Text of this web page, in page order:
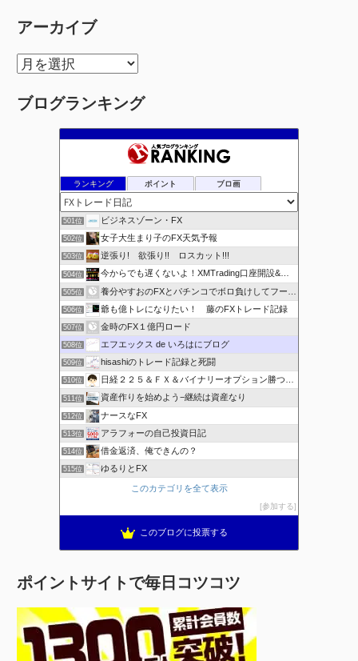
アーカイブ
ア
カ
ブログランキング
ランキング ポイント ブロ画
501位 ビジネスゾーン・FX
502位 女子大生まり子のFX天気予報
503位 逆張り! 欲張り!! ロスカット!!!
504位 今からでも遅くないよ！XMTrading口座開設&攻略ブログ
505位 養分やすおのFXとパチンコでボロ負けしてフーゾクへ
506位 爺も億トレになりたい！ 藤のFXトレード記録
507位 金時のFX１億円ロード
508位 エフエックス de いろはにブログ
509位 hisashiのトレード記録と死闘
510位 日経２２５＆ＦＸ＆バイナリーオプション勝つための
511位 資産作りを始めよう−継続は資産なり
512位 ナースなFX
513位 アラフォーの自己投資日記
514位 借金返済、俺できんの？
515位 ゆるりとFX
このカテゴリを全て表示
参加する
このブログに投票する
ポイントサイトで毎日コツコツ